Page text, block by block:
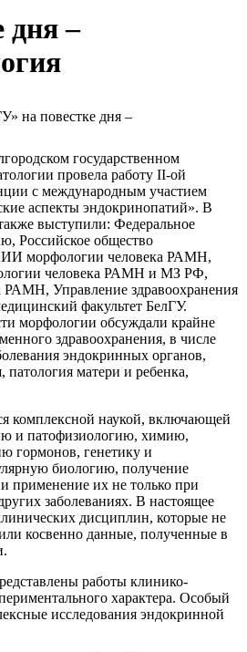
дня –
государственном
провела работу II-ой
с международным участием
аспекты эндокринопатий». В
выступили: Федеральное
Российское общество
морфологии человека РАМН,
человека РАМН и МЗ РФ,
Управление здравоохранения
факультет БелГУ.
морфологии обсуждали крайне
здравоохранения, в числе
эндокринных органов,
патология матери и ребенка,
комплексной наукой, включающей
и патофизиологию, химию,
гормонов, генетику и
биологию, получение
применение их не только при
заболеваниях. В настоящее
дисциплин, которые не
косвенно данные, полученные в
работы клинико-
характера. Особый
исследования эндокринной